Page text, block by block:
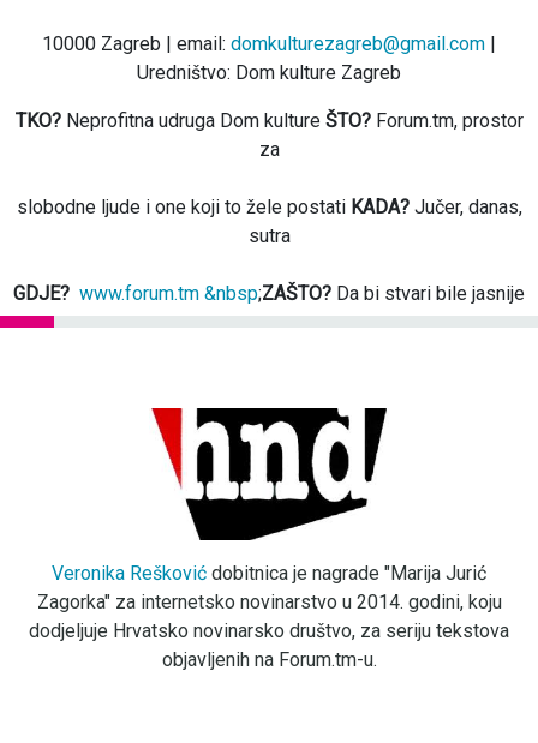
10000 Zagreb | email: domkulturezagreb@gmail.com
Uredništvo: Dom kulture Zagreb
TKO?Neprofitna udruga Dom kulture ŠTO?Forum.tm, prostor
za
slobodne ljude i one koji to žele postati KADA?Jučer, danas,
sutra
GDJE? www.forum.tm &nbsp;ZAŠTO? Da bi stvari bile jasnije
Veronika Rešković dobitnica je nagrade "Marija Jurić
Zagorka" za internetsko novinarstvo u 2014. godini, koju
dodjeljuje Hrvatsko novinarsko društvo, za seriju tekstova
objavljenih na Forum.tm-u.